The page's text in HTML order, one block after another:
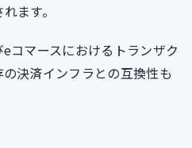
ます。
コマースにおけるトランザク
決済インフラとの互換性も